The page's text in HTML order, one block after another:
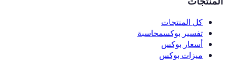
كل المنتجات
تفسير بوكسمحاسبة
أسعار بوكس
ميزات بوكس